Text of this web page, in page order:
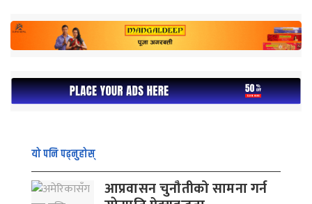
यो पनि पढ्नुहोस्
आप्रवासन चुनौतीको सामना गर्न